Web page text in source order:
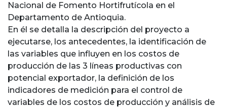
Nacional de Fomento Hortifrutícola en el
Departamento de Antioquia.
En él se detalla la descripción del proyecto a
ejecutarse, los antecedentes, la identificación de
las variables que influyen en los costos de
producción de las 3 líneas productivas con
potencial exportador, la definición de los
indicadores de medición para el control de
variables de los costos de producción y análisis de